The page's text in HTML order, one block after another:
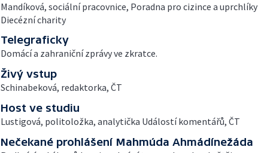
Mandíková, sociální pracovnice, Poradna pro cizince a uprchlíky
Diecézní charity
Telegraficky
Domácí a zahraniční zprávy ve zkratce.
Živý vstup
Schinabeková, redaktorka, ČT
Host ve studiu
Lustigová, politoložka, analytička Událostí komentářů, ČT
Nečekané prohlášení Mahmúda Ahmádínežáda